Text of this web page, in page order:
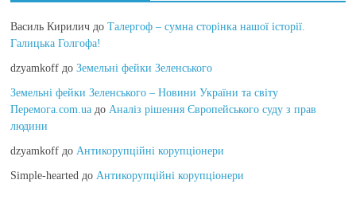
Василь Кирилич доТалергоф – сумна сторінка нашої історії.
Галицька Голгофа!
dzyamkoff доЗемельні фейки Зеленського
Земельні фейки Зеленського – Новини України та світу
Перемога.com.ua до Аналіз рішення Європейського суду з прав
людини
dzyamkoff до Антикорупційні корупціонери
Simple-hearted до Антикорупційні корупціонери